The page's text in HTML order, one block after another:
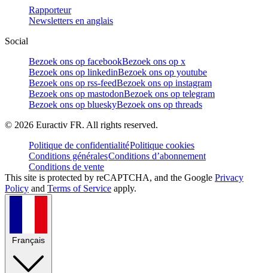
Rapporteur
Newsletters en anglais
Social
Bezoek ons op facebookBezoek ons op x
Bezoek ons op linkedinBezoek ons op youtube
Bezoek ons op rss-feedBezoek ons op instagram
Bezoek ons op mastodonBezoek ons op telegram
Bezoek ons op blueskyBezoek ons op threads
© 2026 Euractiv FR. All rights reserved.
Politique de confidentialitéPolitique cookies
Conditions généralesConditions d’abonnement
Conditions de vente
This site is protected by reCAPTCHA, and the Google Privacy
Policy and Terms of Service apply.
Français